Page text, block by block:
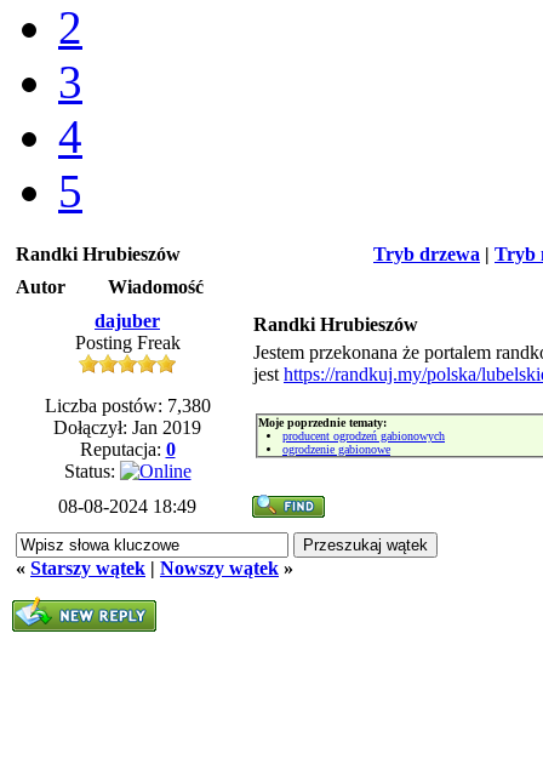
2
3
4
5
Tryb drzewa | Tryb
Randki Hrubieszów
Autor
Wiadomość
dajuber
Posting Freak
Liczba postów: 7,380
Dołączył: Jan 2019
Reputacja: 0
Status:
Randki Hrubieszów
Jestem przekonana że portalem
jest https://randkuj.my/polska/
Moje poprzednie tematy:
producent ogrodzeń gabionowych
ogrodzenie gabionowe
08-08-2024 18:49
« Starszy wątek | Nowszy wątek »